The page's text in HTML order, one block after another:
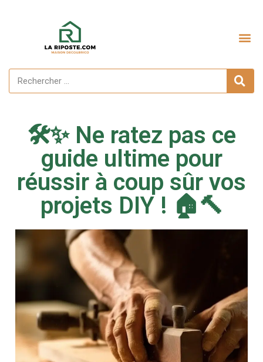
🛠️✨ Ne ratez pas ce
guide ultime pour
réussir à coup sûr vos
projets DIY ! 🏠🔨